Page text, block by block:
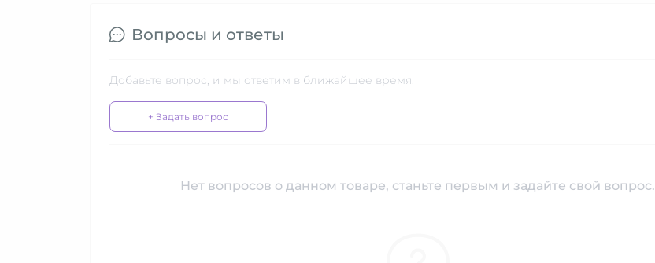
Вопросы и ответы
Добавьте вопрос, и мы ответим в ближайшее время.
+ Задать вопрос
Нет вопросов о данном товаре, станьте первым и задайте свой вопрос.